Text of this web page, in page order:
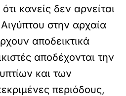
κανείς δεν αρνείται
στην αρχαία
αποδεικτικά
αποδέχονται την
και των
περιόδους,